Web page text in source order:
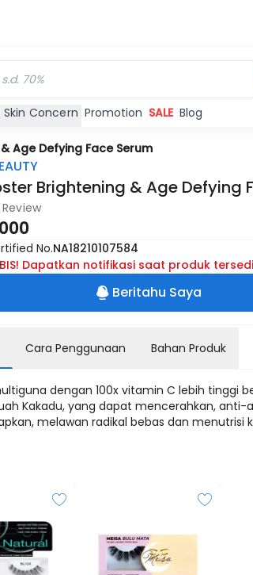
Skin Concern Promotion SALE Blog
Age Defying Face Serum
Brightening & Age Defying
Review
No.NA18210107584
Dapatkan notifikasi saat produk
Beritahu Saya
Cara Penggunaan Bahan Produk
dengan 100x vitamin C lebih tinggi
Kakadu, yang dapat mencerahkan, anti-
melawan radikal bebas dan menutrisi